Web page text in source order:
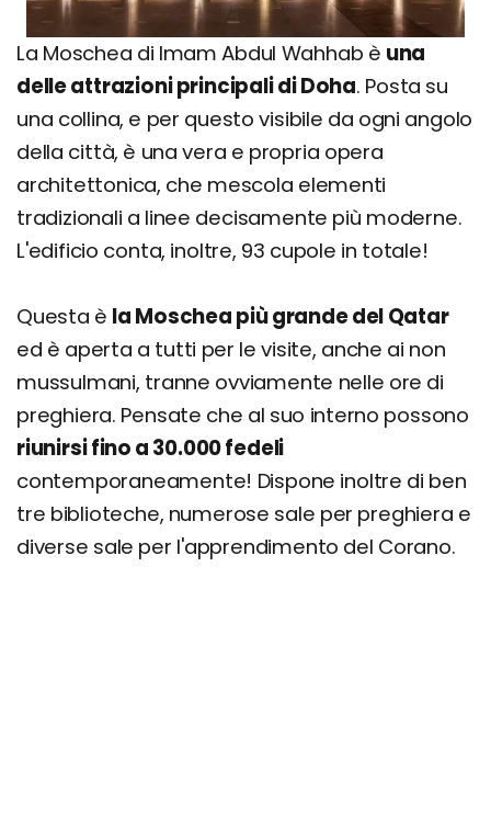
La Moschea di Imam Abdul Wahhab è una
delle attrazioni principali di Doha. Posta su
una collina, e per questo visibile da ogni angolo
della città, è una vera e propria opera
architettonica, che mescola elementi
tradizionali a linee decisamente più moderne.
L'edificio conta, inoltre, 93 cupole in totale!
Questa è la Moschea più grande del Qatar
ed è aperta a tutti per le visite, anche ai non
mussulmani, tranne ovviamente nelle ore di
preghiera. Pensate che al suo interno possono
riunirsi fino a 30.000 fedeli
contemporaneamente! Dispone inoltre di ben
tre biblioteche, numerose sale per preghiera e
diverse sale per l'apprendimento del Corano.